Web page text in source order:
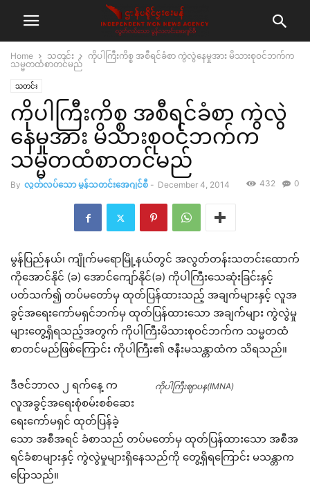
Home သတင်း
ကိုပါကြီးကိစ္စ အစီရင်ခံစာ ကွဲလွဲနေမှုအား မိသားစုဝင်ဘက်က
သမ္မတထံစာတင်မည်
သတင်း
ကိုပါကြီးကိစ္စ အစီရင်ခံစာ ကွဲလွဲ
နေမှုအား မိသားစုဝင်ဘက်က
သမ္မတထံစာတင်မည်
By လွတ်လပ်သော မွန်သတင်းအေဂျင်စီ - December 4, 2014 0
432
မွန်ပြည်နယ်၊ ကျိုက်မရောမြို့နယ်တွင် အလွတ်တန်းသတင်းထောက်
ကိုအောင်နိုင် (ခ) အောင်ကျော်နိုင်(ခ) ကိုပါကြီးသေဆုံးခြင်းနှင့်
ပတ်သက်၍ တပ်မတော်မှ ထုတ်ပြန်ထားသည့် အချက်များနှင့် လူအ
ခွင့်အရေးကော်မရှင်ဘက်မှ ထုတ်ပြန်ထားသော အချက်များ ကွဲလွဲမှု
များတွေ့ရှိရသည့်အတွက် ကိုပါကြီးမိသားစုဝင်ဘက်က သမ္မတထံ
စာတင်မည်ဖြစ်ကြောင်း ကိုပါကြီး၏ ဇနီးမသန္တာထံက သိရသည်။
ကိုပါကြီးဈာပန(IMNA)
ဒီဇင်ဘာလ ၂ ရက်နေ့ က
လူအခွင့်အရေးစုံစမ်းစစ်ဆေး
ရေးကော်မရှင် ထုတ်ပြန်ခဲ့
သော အစီအရင် ခံစာသည် တပ်မတော်မှ ထုတ်ပြန်ထားသော အစီအ
ရင်ခံစာများနှင့် ကွဲလွဲမှုများရှိနေသည်ကို တွေ့ရှိရကြောင်း မသန္တာက
ပြောသည်။